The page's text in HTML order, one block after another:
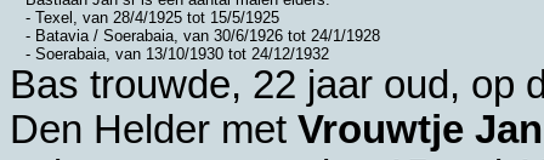
- Texel, van 28/4/1925 tot 15/5/1925
- Batavia / Soerabaia, van 30/6/1926 tot 24/1/1928
- Soerabaia, van 13/10/1930 tot 24/12/1932
Bas trouwde, 22 jaar oud, op
Den Helder met Vrouwtje